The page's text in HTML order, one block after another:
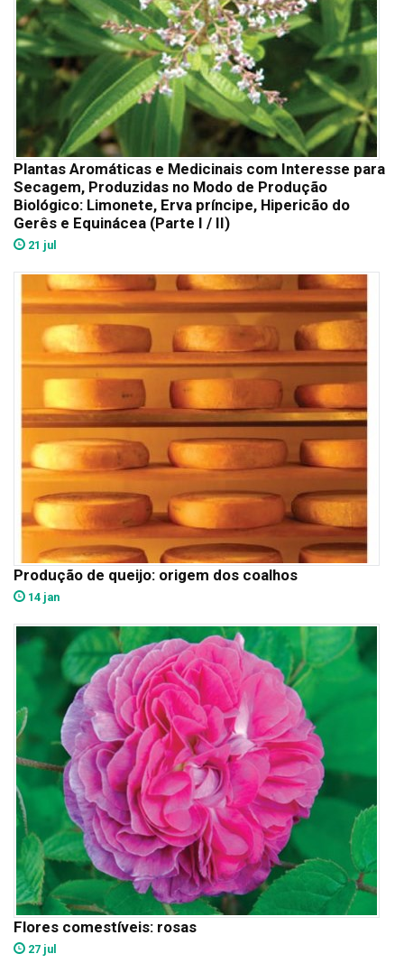
Plantas Aromáticas e Medicinais com Interesse para
Secagem, Produzidas no Modo de Produção
Biológico: Limonete, Erva príncipe, Hipericão do
Gerês e Equinácea (Parte I / II)
21 jul
Produção de queijo: origem dos coalhos
14 jan
Flores comestíveis: rosas
27 jul